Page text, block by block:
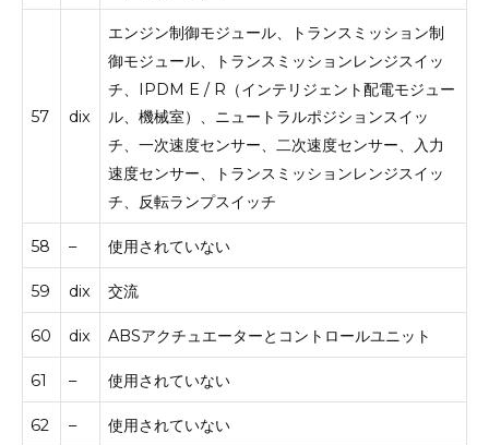
57 dix
エンジン制御モジュール、トランスミッション制
御モジュール、トランスミッションレンジスイッ
チ、IPDM E / R（インテリジェント配電モジュー
ル、機械室）、ニュートラルポジションスイッ
チ、一次速度センサー、二次速度センサー、入力
速度センサー、トランスミッションレンジスイッ
チ、反転ランプスイッチ
58 – 使用されていない
59 dix 交流
60 dix ABSアクチュエーターとコントロールユニット
61 – 使用されていない
62 – 使用されていない